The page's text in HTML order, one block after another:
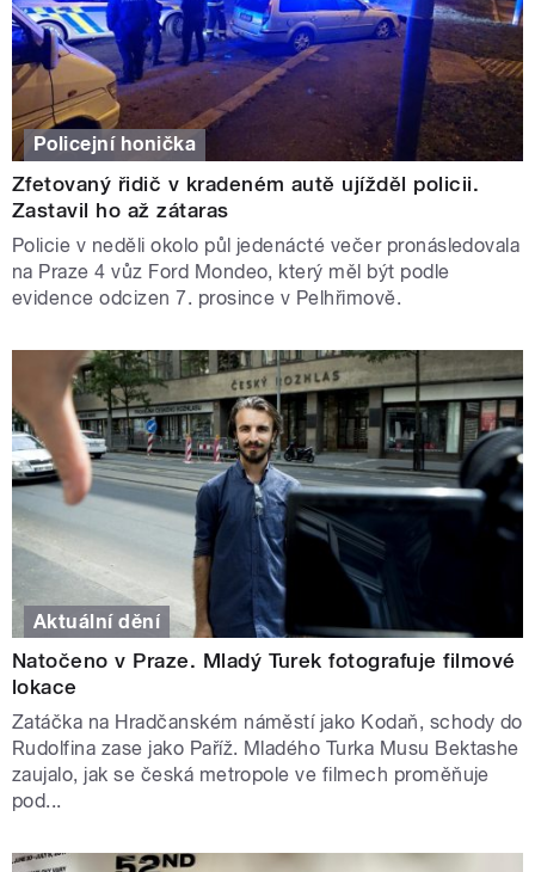
Policejní honička
Zfetovaný řidič v kradeném autě ujížděl policii.
Zastavil ho až zátaras
Policie v neděli okolo půl jedenácté večer pronásledovala
na Praze 4 vůz Ford Mondeo, který měl být podle
evidence odcizen 7. prosince v Pelhřimově.
Aktuální dění
Natočeno v Praze. Mladý Turek fotografuje filmové
lokace
Zatáčka na Hradčanském náměstí jako Kodaň, schody do
Rudolfina zase jako Paříž. Mladého Turka Musu Bektashe
zaujalo, jak se česká metropole ve filmech proměňuje
pod...